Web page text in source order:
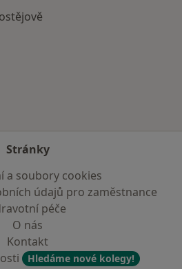
Stránky
a soubory cookies
údajů pro zaměstnance
péče
O nás
Kontakt
Hledáme nové kolegy!